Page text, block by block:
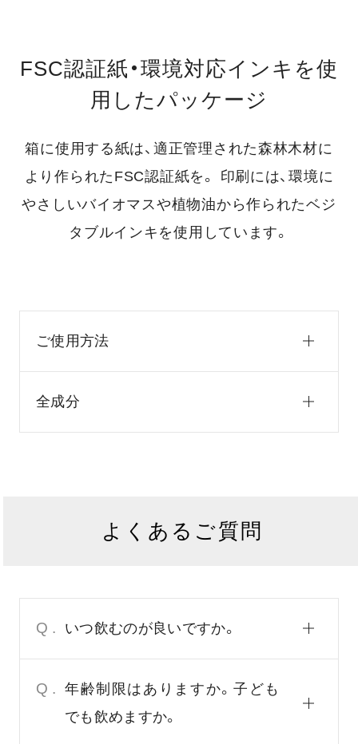
FSC認証紙・環境対応インキを使
用したパッケージ
箱に使用する紙は、適正管理された森林木材に
より作られたFSC認証紙を。
印刷には、環境に
やさしいバイオマスや植物油から作られたベジ
タブルインキを使用しています。
ご使用方法
全成分
よくあるご質問
Q. いつ飲むのが良いですか。
Q. 年齢制限はありますか。子ども
でも飲めますか。